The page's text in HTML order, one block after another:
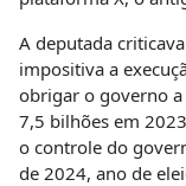
A deputada
impositiva a
obrigar o governo a
7,5 bilhões em
o controle do
de 2024, ano de